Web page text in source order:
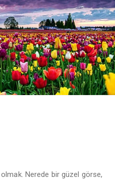
olmak. Nerede bir güzel görse,